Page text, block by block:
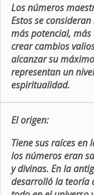
Los números
Estos se
más potencial,
crear cambios
alcanzar su
representan un
espiritualidad.
El origen:
Tiene sus raíces en
los números eran
y divinas. En la
desarrolló la teoría